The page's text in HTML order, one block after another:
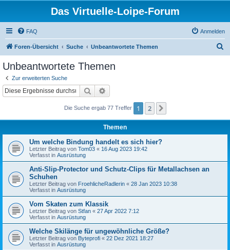
Das Virtuelle-Loipe-Forum
FAQ Anmelden
Foren-Übersicht Suche Unbeantwortete Themen
Unbeantwortete Themen
Zur erweiterten Suche
Suche
Die Suche ergab 77 Treffer 1 2
Themen
Um welche Bindung handelt es sich hier?
Letzter Beitrag von Tom03 « 16 Aug 2023 19:42
Verfasst in Ausrüstung
Anti-Slip-Protector und Schutz-Clips für Metallachsen an
Schuhen
Letzter Beitrag von FroehlicheRadlerin « 28 Jan 2023 10:38
Verfasst in Ausrüstung
Vom Skaten zum Klassik
Letzter Beitrag von Stfan « 27 Apr 2022 7:12
Verfasst in Ausrüstung
Welche Skilänge für ungewöhnliche Größe?
Letzter Beitrag von Byteprofi « 22 Dez 2021 18:27
Verfasst in Ausrüstung